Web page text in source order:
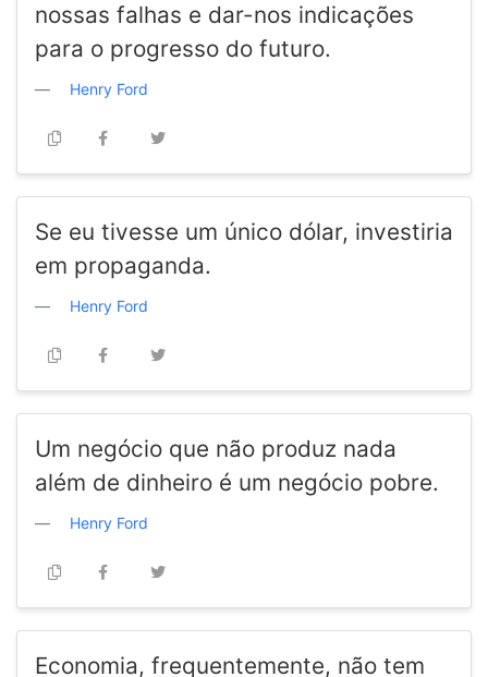
nossas falhas e dar-nos indicações
para o progresso do futuro.
Henry Ford
Se eu tivesse um único dólar, investiria
em propaganda.
Henry Ford
Um negócio que não produz nada
além de dinheiro é um negócio pobre.
Henry Ford
Economia, frequentemente, não tem